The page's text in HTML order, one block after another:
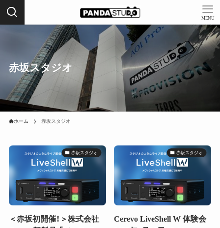
MENU
赤坂スタジオ
ホーム 赤坂スタジオ
赤坂スタジオ
＜赤坂初開催！＞株式会社
赤坂スタジオ
Cerevo LiveShell W 体験会